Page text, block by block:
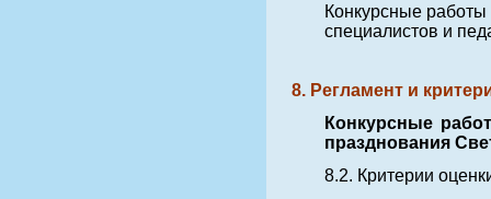
Конкурсные
специалистов и
8. Регламент и
Конкурсные
празднования
8.2. Критерии